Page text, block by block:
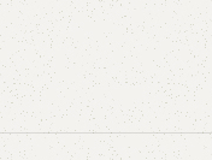
XPZ